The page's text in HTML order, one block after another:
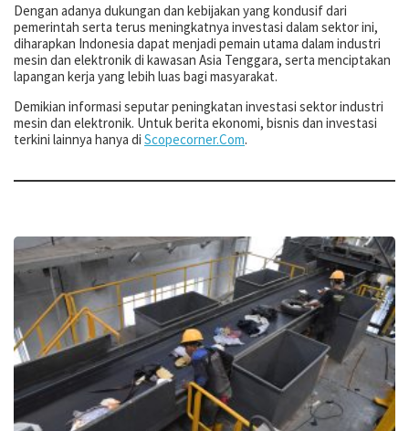
Dengan adanya dukungan dan kebijakan yang kondusif dari
pemerintah serta terus meningkatnya investasi dalam sektor ini,
diharapkan Indonesia dapat menjadi pemain utama dalam industri
mesin dan elektronik di kawasan Asia Tenggara, serta menciptakan
lapangan kerja yang lebih luas bagi masyarakat.
Demikian informasi seputar peningkatan investasi sektor industri
mesin dan elektronik. Untuk berita ekonomi, bisnis dan investasi
terkini lainnya hanya di Scopecorner.Com.